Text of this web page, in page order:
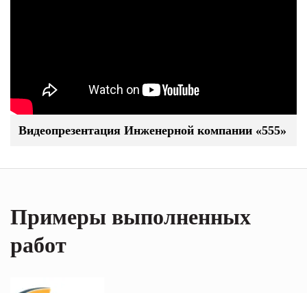
Видеопрезентация Инженерной компании «555»
Примеры выполненных
работ